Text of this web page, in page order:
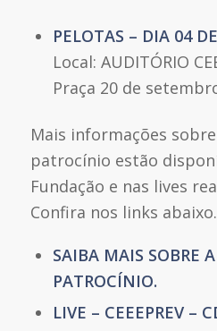
PELOTAS – DIA 04
Local: AUDITÓRIO
Praça 20 de
Mais informações
patrocínio estão
Fundação e nas lives
Confira nos links abaixo.
SAIBA MAIS SOBRE
PATROCÍNIO.
LIVE – CEEEPREV –